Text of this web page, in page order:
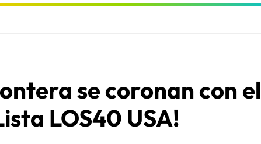
se coronan con el
LOS40 USA!